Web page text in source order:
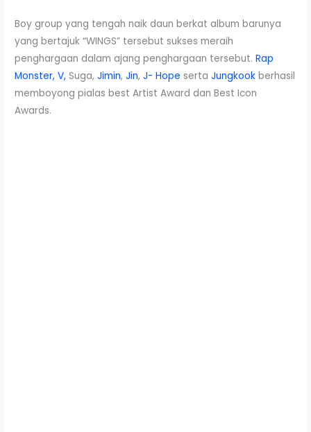
Boy group yang tengah naik daun berkat album barunya
yang bertajuk “WINGS” tersebut sukses meraih
penghargaan dalam ajang penghargaan tersebut.Rap
Monster, V, Suga,Jimin,Jin,J- Hope serta Jungkookberhasil
memboyong pialas best Artist Award dan Best Icon
Awards.